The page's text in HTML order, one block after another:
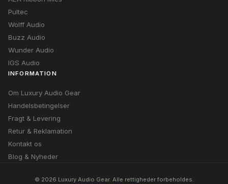
Pultec
Wolff Audio
Buzz Audio
Wunder Audio
IGS Audio
INFORMATION
Om Luxury Audio Gear
Handelsbetingelser
Fragt & Levering
Retur & Reklamation
Kontakt os
Blog & Nyheder
© 2026 Luxury Audio Gear. Alle rettigheder forbeholdes.